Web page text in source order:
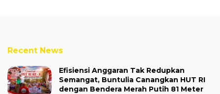
Recent News
Efisiensi Anggaran Tak Redupkan
Semangat, Buntulia Canangkan HUT RI
dengan Bendera Merah Putih 81 Meter